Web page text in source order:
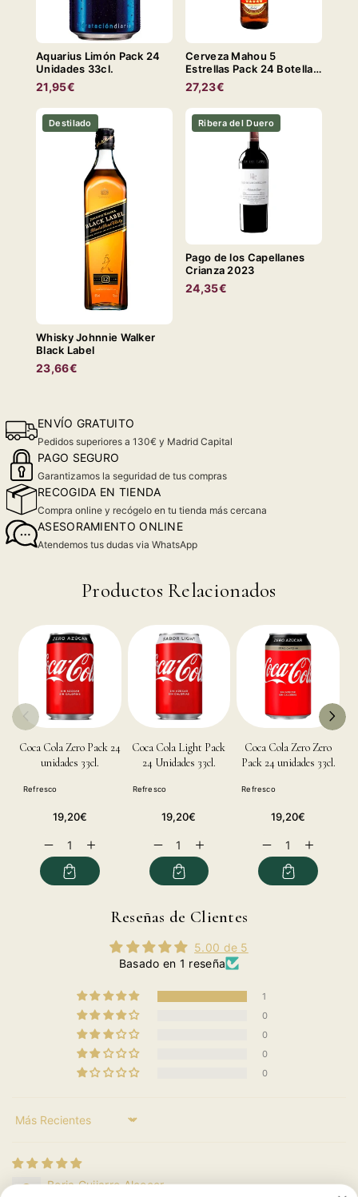
Aquarius Limón Pack 24
Unidades 33cl.
21,95€
Cerveza Mahou 5
Estrellas Pack 24 Botella
33cl.
27,23€
Destilado
Whisky Johnnie Walker
Black Label
23,66€
Ribera del Duero
Pago de los Capellanes
Crianza 2023
24,35€
ENVÍO GRATUITO
Pedidos superiores a 130€ y Madrid Capital
PAGO SEGURO
Garantizamos la seguridad de tus compras
RECOGIDA EN TIENDA
Compra online y recógelo en tu tienda más cercana
ASESORAMIENTO ONLINE
Atendemos tus dudas via WhatsApp
Productos Relacionados
Coca Cola Zero Pack 24
unidades 33cl.
Refresco
Precio
19,20€
Reducir
cantidad
para
Red
Aumentar
cantidad
para
Red
Unidades
Coca Cola Light Pack
24 Unidades 33cl.
Refresco
Precio
19,20€
Reducir
cantidad
para
Red
Pack
Unidades
25cl.
Aumentar
cantidad
para
Red
Pack
Unidades
25cl.
Coca Cola Zero Zero
Pack 24 unidades 33cl.
Refresco
Precio
19,20€
Reducir
cantidad
para
Red
Aumentar
cantidad
para
Red
Reseñas de Clientes
5.00 de 5
Basado en 1 reseña
1
0
0
0
0
Sort by
Borja Guijarro Alcocer